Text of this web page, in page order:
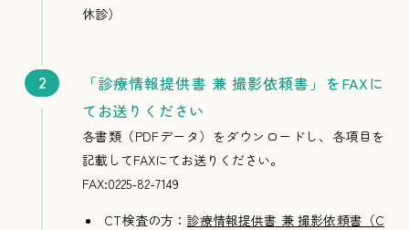
休診）
「診療情報提供書 兼 撮影依頼書」をFAXに
てお送りください
各書類（PDFデータ）をダウンロードし、各項目を
記載してFAXにてお送りください。
FAX:0225-82-7149
CT検査の方：診療情報提供書 兼 撮影依頼書（C